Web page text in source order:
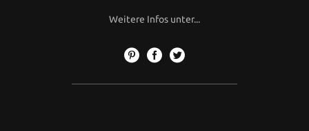
Weitere Infos unter...